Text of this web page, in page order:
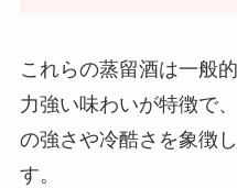
これらの蒸留酒は一般
力強い味わいが特徴で
の強さや冷酷さを象徴
す。